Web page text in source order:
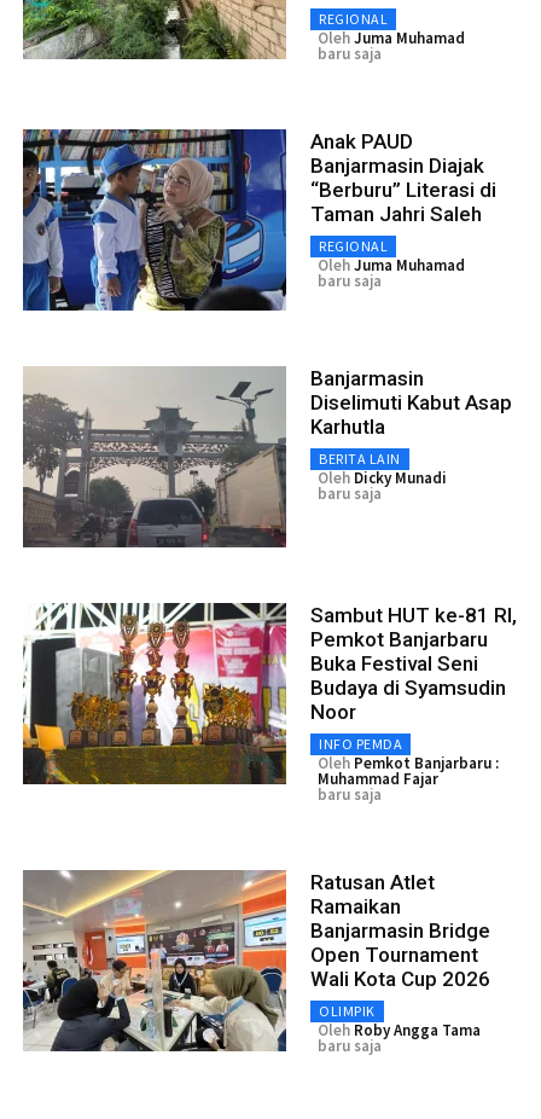
REGIONAL
OlehJuma Muhamad
baru saja
Anak PAUD
Banjarmasin Diajak
“Berburu” Literasi di
Taman Jahri Saleh
REGIONAL
OlehJuma Muhamad
baru saja
Banjarmasin
Diselimuti Kabut Asap
Karhutla
BERITA LAIN
Oleh Dicky Munadi
baru saja
Sambut HUT ke-81 RI,
Pemkot Banjarbaru
Buka Festival Seni
Budaya di Syamsudin
Noor
INFO PEMDA
Oleh Pemkot Banjarbaru :
Muhammad Fajar
baru saja
Ratusan Atlet
Ramaikan
Banjarmasin Bridge
Open Tournament
Wali Kota Cup 2026
OLIMPIK
Oleh Roby Angga Tama
baru saja